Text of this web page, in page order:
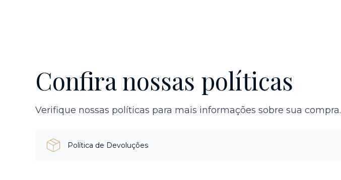
Confira nossas políticas
Verifique nossas políticas para mais informações sobre sua compra.
Política de Devoluções